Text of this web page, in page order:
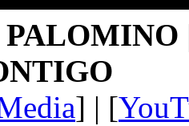
] | [